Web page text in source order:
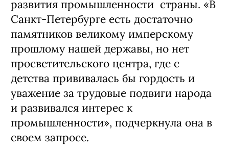
развития промышленности страны. «В
Санкт-Петербурге есть достаточно
памятников великому имперскому
прошлому нашей державы, но нет
просветительского центра, где с
детства прививалась бы гордость и
уважение за трудовые подвиги народа
и развивался интерес к
промышленности», подчеркнула она в
своем запросе.